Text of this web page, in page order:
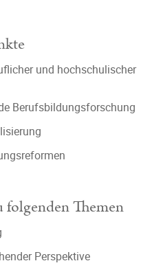
und hochschulischer
Berufsbildungsforschung
Themen
Perspektive